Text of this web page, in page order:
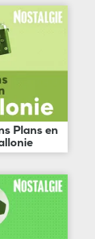
Plans en